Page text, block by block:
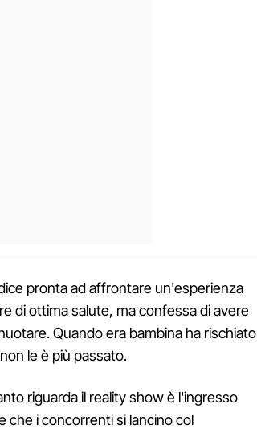
pronta ad affrontare un'esperienza
di ottima salute, ma confessa di avere
Quando era bambina ha rischiato
le è più passato.
riguarda il reality show è l'ingresso
che i concorrenti si lancino col